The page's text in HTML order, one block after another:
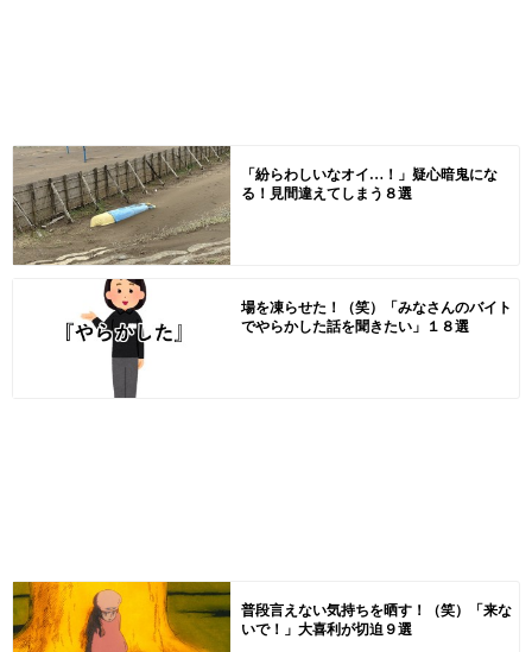
「紛らわしいなオイ…！」疑心暗鬼にな
る！見間違えてしまう８選
場を凍らせた！（笑）「みなさんのバイト
でやらかした話を聞きたい」１８選
普段言えない気持ちを晒す！（笑）「来な
いで！」大喜利が切迫９選